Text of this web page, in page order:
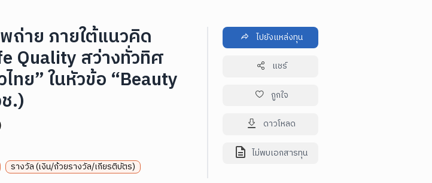
ถ่าย ภายใต้แนวคิด
Quality สว่างทั่วทิศ
ย” ในหัวข้อ “Beauty
.)
รางวัล (เงิน/ถ้วยรางวัล/เกียรติบัตร)
ไปยังแหล่งทุน
แชร์
ถูกใจ
ดาวโหลด
ไม่พบเอกสารทุน